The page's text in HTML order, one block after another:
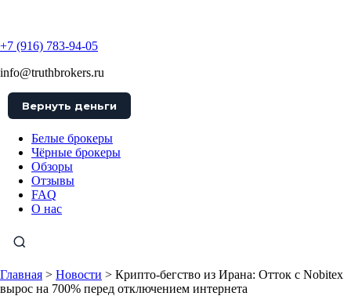
+7 (916) 783-94-05
info@truthbrokers.ru
Вернуть деньги
Белые брокеры
Чёрные брокеры
Обзоры
Отзывы
FAQ
О нас
Главная > Новости > Крипто-бегство из Ирана: Отток с Nobitex
вырос на 700% перед отключением интернета